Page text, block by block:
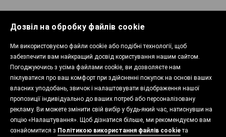
Дозвіл на обробку файлів cookie
Ми використовуємо файли cookie або подібні технології, щоб
забезпечити вам найкращий досвід користування нашим сайтом.
Погоджуючись з усіма файлами cookie, ви дозволяєте нам
піклуватися про ваш комфорт при здійсненні покупок на основі ваших
власних уподобань, звичок і налаштовувати відображення нашої
пропозиції індивідуально до ваших потреб або персоналізовану
рекламу. Ви можете змінити свій вибір у будь-який час, натиснувши на
опцію «Налаштування». Щоб дізнатися більше, ми рекомендуємо вам
ознайомитися з Політикою використання файлів cookieта